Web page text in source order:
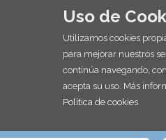
Uso de
Utilizamos cookies
para mejorar nuestros
continúa navegando,
acepta su uso. Más
Política de cookies